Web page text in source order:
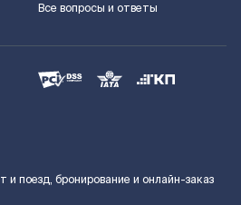
Все вопросы и ответы
поезд, бронирование и онлайн-заказ